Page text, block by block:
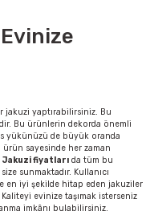
jakuzi yaptırabilirsiniz. Bu
Bu ürünlerin dekorda önemli
yükünüzü de büyük oranda
ürün sayesinde her zaman
Jakuzi fiyatları da tüm bu
sunmaktadır. Kullanıcı
en iyi şekilde hitap eden jakuziler
evinize taşımak isterseniz
imkânı bulabilirsiniz.